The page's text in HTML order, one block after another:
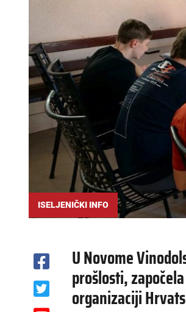
ISELJENIČKI INFO
U Novome
prošlosti,
organizaciji